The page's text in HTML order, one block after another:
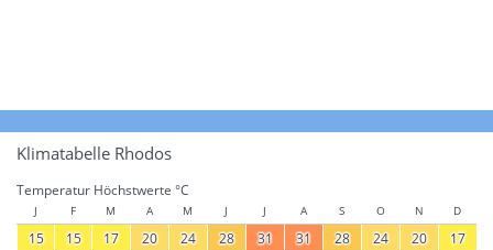
Klimatabelle Rhodos
Temperatur Höchstwerte °C
J F M A M J J A S O N D
15 15 17 20 24 28 31 31 28 24 20 17